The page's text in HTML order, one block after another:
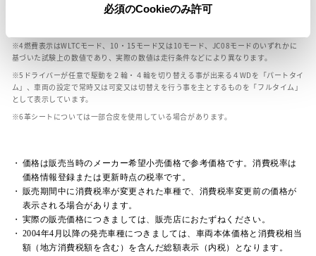
必須のCookieのみ許可
車の種類、仕様により燃料タンクが二つある場合と異なる燃料タンクが二つある場
燃費表示はWLTCモード、10・15モード又は10モード、JC08モードのいずれかに
基づいた試験上の数値であり、実際の数値は走行条件などにより異なります。
ドライバーが任意で駆動を２輪・４輪を切り替える事が出来る４WDを「パートタイ
ム」、車両の設定で常時又は可変又は切替えを行う事を主とするものを「フルタイム」
として表示しています。
革シートについては一部合皮を使用している場合があります。
価格は販売当時のメーカー希望小売価格で参考価格です。消費税率は
価格情報登録または更新時点の税率です。
販売期間中に消費税率が変更された車種で、消費税率変更前の価格が
表示される場合があります。
実際の販売価格につきましては、販売店におたずねください。
2004年4月以降の発売車種につきましては、車両本体価格と消費税相当
額（地方消費税額を含む）を含んだ総額表示（内税）となります。